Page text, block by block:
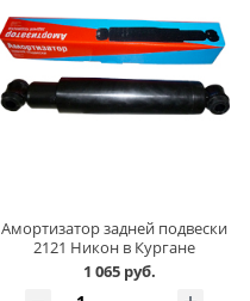
Амортизатор задней подвески
2121 Никон в Кургане
1 065 руб.